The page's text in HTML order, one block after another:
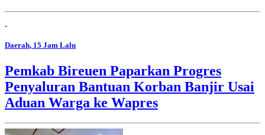
Daerah, 15 Jam Lalu
Pemkab Bireuen Paparkan Progres
Penyaluran Bantuan Korban Banjir Usai
Aduan Warga ke Wapres